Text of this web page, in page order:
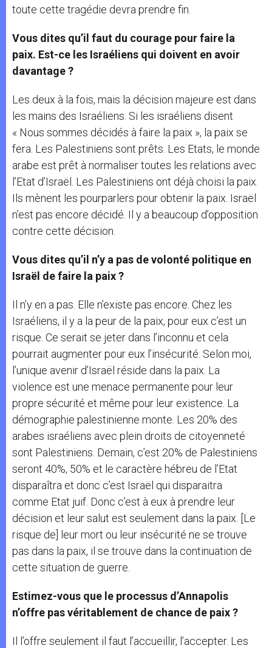
toute cette tragédie devra prendre fin.
Vous dites qu’il faut du courage pour faire la
paix. Est-ce les Israéliens qui doivent en avoir
davantage ?
Les deux à la fois, mais la décision majeure est dans
les mains des Israéliens. Si les israéliens disent
« Nous sommes décidés à faire la paix », la paix se
fera. Les Palestiniens sont prêts. Les Etats, le monde
arabe est prêt à normaliser toutes les relations avec
l’Etat d’Israël. Les Palestiniens ont déjà choisi la paix.
Ils mènent les pourparlers pour obtenir la paix. Israël
n’est pas encore décidé. Il y a beaucoup d’opposition
contre cette décision.
Vous dites qu’il n’y a pas de volonté politique en
Israël de faire la paix ?
Il n’y en a pas. Elle n’existe pas encore. Chez les
Israéliens, il y a la peur de la paix, pour eux c’est un
risque. Ce serait se jeter dans l’inconnu et cela
pourrait augmenter pour eux l’insécurité. Selon moi,
l’unique avenir d’Israël réside dans la paix. La
violence est une menace permanente pour leur
propre sécurité et même pour leur existence. La
démographie palestinienne monte. Les 20% des
arabes israéliens avec plein droits de citoyenneté
sont Palestiniens. Demain, c’est 20% de Palestiniens
seront 40%, 50% et le caractère hébreu de l’Etat
disparaîtra et donc c’est Israël qui disparaitra
comme Etat juif. Donc c’est à eux à prendre leur
décision et leur salut est seulement dans la paix. [Le
risque de] leur mort ou leur insécurité ne se trouve
pas dans la paix, il se trouve dans la continuation de
cette situation de guerre.
Estimez-vous que le processus d’Annapolis
n’offre pas véritablement de chance de paix ?
Il l’offre seulement il faut l’accueillir, l’accepter. Les